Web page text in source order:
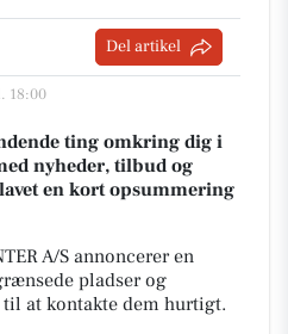
Del artikel
18:00
ting omkring dig i
nyheder, tilbud og
en kort opsummering
A/S annoncerer en
pladser og
at kontakte dem hurtigt.